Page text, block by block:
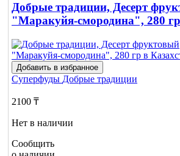
Добрые традиции, Десерт
"Маракуйя-смородина", 280 гр
Добавить в избранное
Суперфуды Добрые традиции
2100 ₸
Нет в наличии
Сообщить